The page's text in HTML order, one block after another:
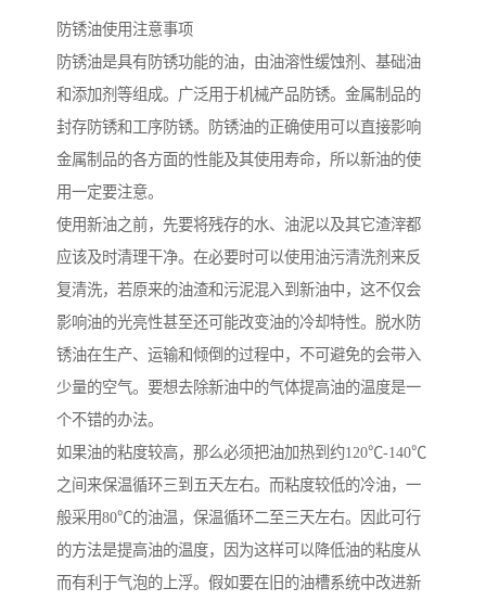
防锈油使用注意事项
防锈油是具有防锈功能的油，由油溶性缓蚀剂、基础油
和添加剂等组成。广泛用于机械产品防锈。金属制品的
封存防锈和工序防锈。防锈油的正确使用可以直接影响
金属制品的各方面的性能及其使用寿命，所以新油的使
用一定要注意。
使用新油之前，先要将残存的水、油泥以及其它渣滓都
应该及时清理干净。在必要时可以使用油污清洗剂来反
复清洗，若原来的油渣和污泥混入到新油中，这不仅会
影响油的光亮性甚至还可能改变油的冷却特性。脱水防
锈油在生产、运输和倾倒的过程中，不可避免的会带入
少量的空气。要想去除新油中的气体提高油的温度是一
个不错的办法。
如果油的粘度较高，那么必须把油加热到约120℃-140℃
之间来保温循环三到五天左右。而粘度较低的冷油，一
般采用80℃的油温，保温循环二至三天左右。因此可行
的方法是提高油的温度，因为这样可以降低油的粘度从
而有利于气泡的上浮。假如要在旧的油槽系统中改进新